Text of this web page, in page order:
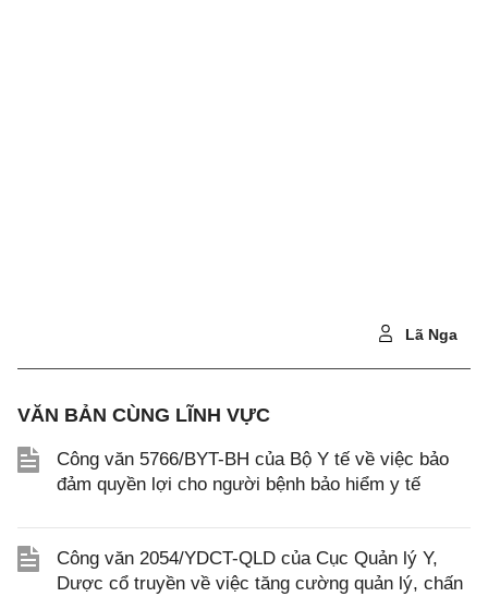
Lã Nga
VĂN BẢN CÙNG LĨNH VỰC
Công văn 5766/BYT-BH của Bộ Y tế về việc bảo
đảm quyền lợi cho người bệnh bảo hiểm y tế
Công văn 2054/YDCT-QLD của Cục Quản lý Y,
Dược cổ truyền về việc tăng cường quản lý, chấn